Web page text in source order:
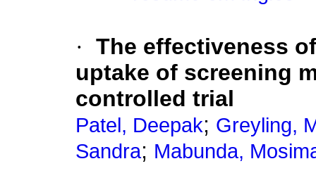
· The effectiveness
uptake of screening
controlled trial
Patel, Deepak; Greyling,
Sandra; Mabunda,